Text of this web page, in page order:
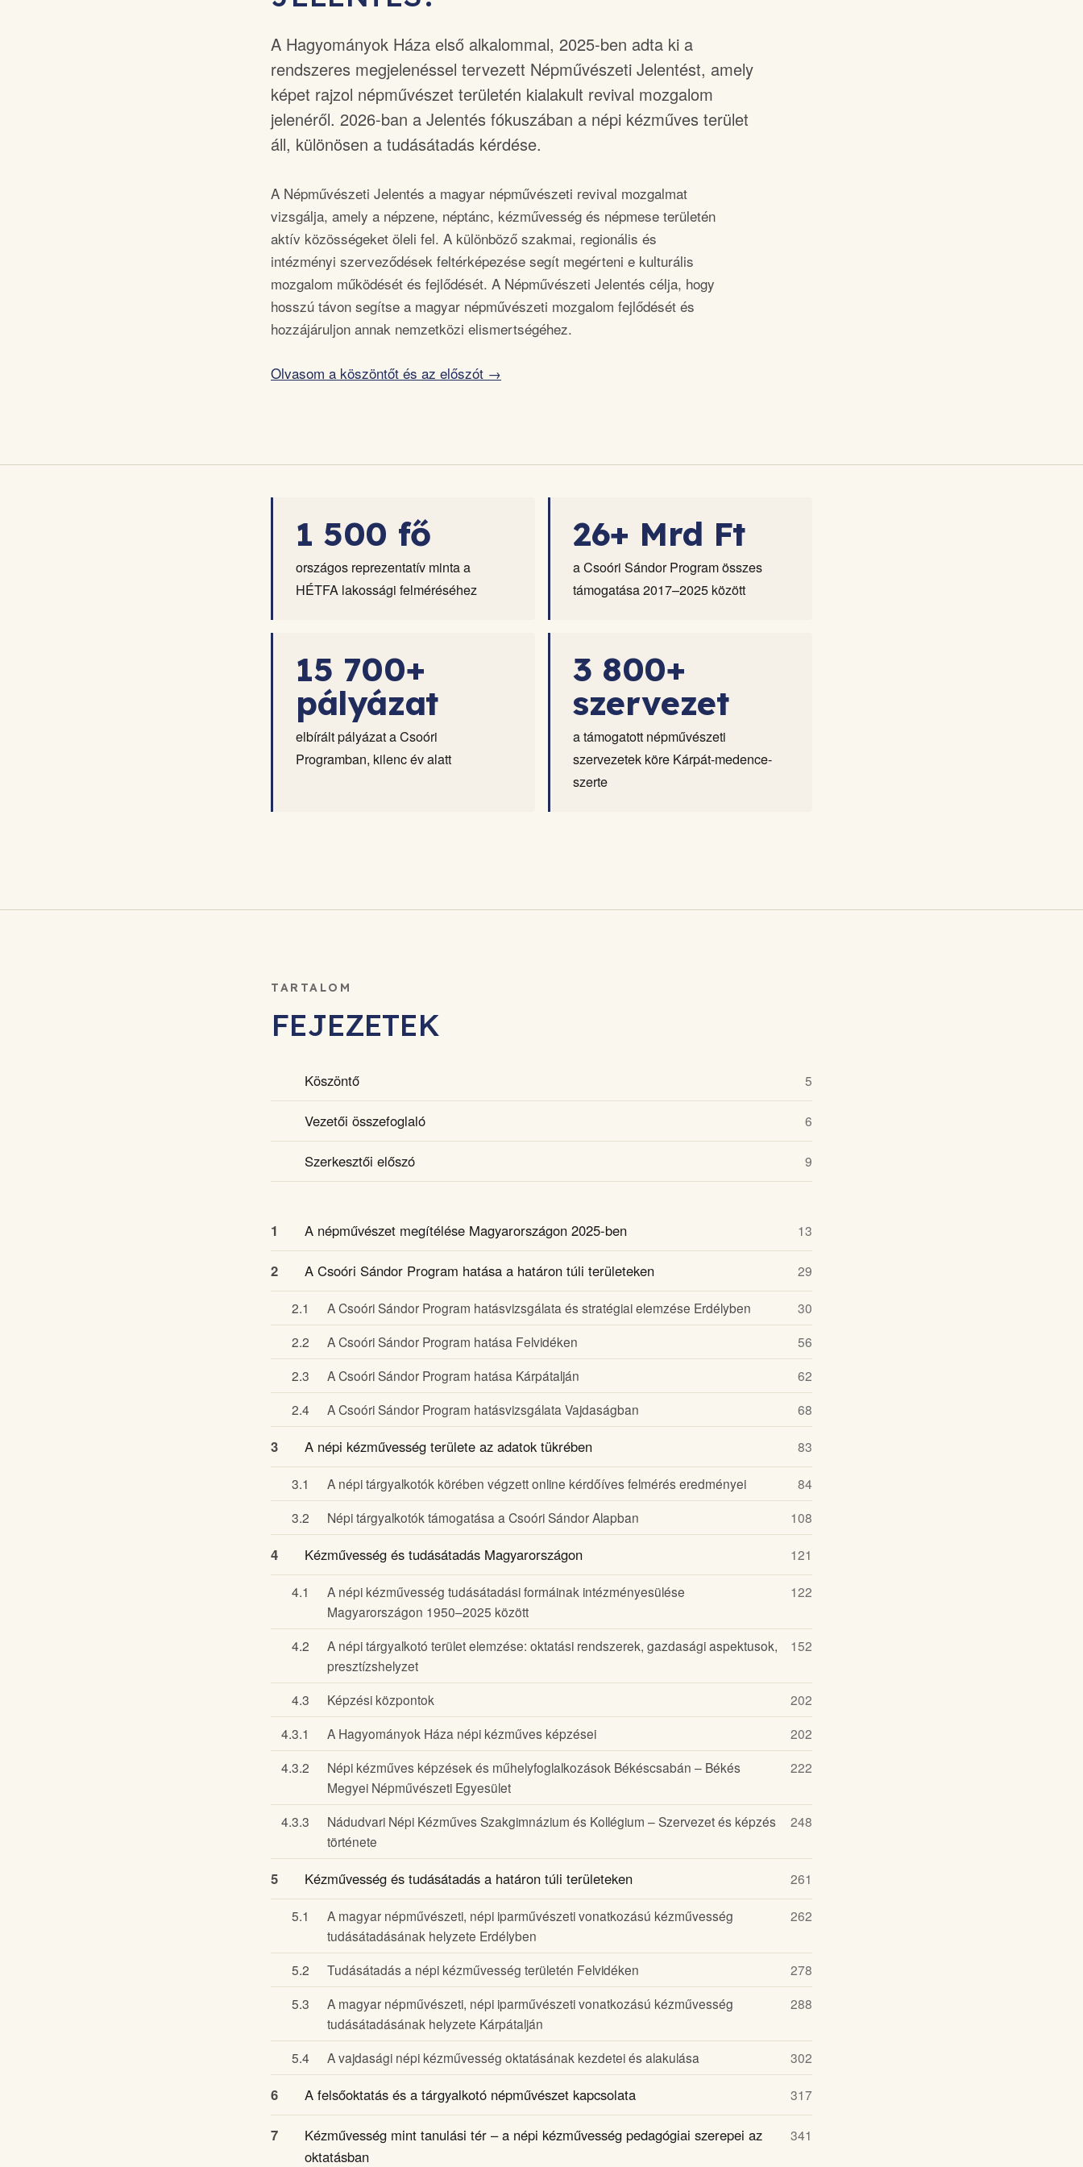
A Hagyományok Háza első alkalommal, 2025-ben adta ki a
rendszeres megjelenéssel tervezett Népművészeti Jelentést, amely
képet rajzol népművészet területén kialakult revival mozgalom
jelenéről. 2026-ban a Jelentés fókuszában a népi kézműves terület
áll, különösen a tudásátadás kérdése.
A Népművészeti Jelentés a magyar népművészeti revival mozgalmat
vizsgálja, amely a népzene, néptánc, kézművesség és népmese területén
aktív közösségeket öleli fel. A különböző szakmai, regionális és
intézményi szerveződések feltérképezése segít megérteni e kulturális
mozgalom működését és fejlődését. A Népművészeti Jelentés célja, hogy
hosszú távon segítse a magyar népművészeti mozgalom fejlődését és
hozzájáruljon annak nemzetközi elismertségéhez.
Olvasom a köszöntőt és az előszót →
1 500 fő
országos reprezentatív minta a
HÉTFA lakossági felméréséhez
26+ Mrd Ft
a Csoóri Sándor Program összes
támogatása 2017–2025 között
15 700+
pályázat
elbírált pályázat a Csoóri
Programban, kilenc év alatt
3 800+
szervezet
a támogatott népművészeti
szervezetek köre Kárpát-medence-
szerte
TARTALOM
FEJEZETEK
Köszöntő 5
Vezetői összefoglaló 6
Szerkesztői előszó 9
1 A népművészet megítélése Magyarországon 2025-ben 13
2 A Csoóri Sándor Program hatása a határon túli területeken 29
2.1 A Csoóri Sándor Program hatásvizsgálata és stratégiai elemzése Erdélyben
30
2.2
A Csoóri Sándor Program hatása Felvidéken
56
2.3
A Csoóri Sándor Program hatása Kárpátalján
62
2.4
A Csoóri Sándor Program hatásvizsgálata Vajdaságban 68
3 A népi kézművesség területe az adatok tükrében 83
3.1 A népi tárgyalkotók körében végzett online kérdőíves felmérés eredményei
84
3.2
Népi tárgyalkotók támogatása a Csoóri Sándor Alapban 108
4 Kézművesség és tudásátadás Magyarországon 121
4.1
A népi kézművesség tudásátadási formáinak intézményesülése
Magyarországon 1950–2025 között
122
4.2
A népi tárgyalkotó terület elemzése: oktatási rendszerek, gazdasági aspektusok,
presztízshelyzet
152
4.3 Képzési központok
202
4.3.1
A Hagyományok Háza népi kézműves képzései
202
4.3.2
Népi kézműves képzések és műhelyfoglalkozások Békéscsabán – Békés
Megyei Népművészeti Egyesület
222
4.3.3
Nádudvari Népi Kézműves Szakgimnázium és Kollégium – Szervezet és képzés
története
248
5 Kézművesség és tudásátadás a határon túli területeken 261
5.1
A magyar népművészeti, népi iparművészeti vonatkozású kézművesség
tudásátadásának helyzete Erdélyben
262
5.2 Tudásátadás a népi kézművesség területén Felvidéken
278
5.3
A magyar népművészeti, népi iparművészeti vonatkozású kézművesség
tudásátadásának helyzete Kárpátalján
288
5.4 A vajdasági népi kézművesség oktatásának kezdetei és alakulása 302
6 A felsőoktatás és a tárgyalkotó népművészet kapcsolata 317
7
Kézművesség mint tanulási tér – a népi kézművesség pedagógiai szerepei az
oktatásban
341